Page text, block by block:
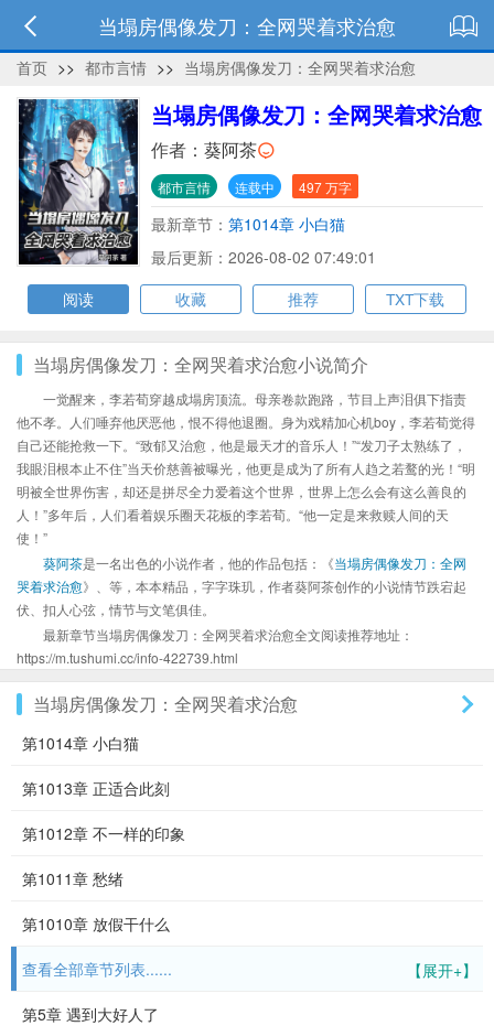
当塌房偶像发刀：全网哭着求治愈
首页 >> 都市言情 >> 当塌房偶像发刀：全网哭着求治愈
当塌房偶像发刀：全网哭着求治愈
作者： 葵阿茶
都市言情 连载中 497 万字
最新章节： 第1014章 小白猫
最后更新：2026-08-02 07:49:01
阅读
收藏 推荐 TXT下载
当塌房偶像发刀：全网哭着求治愈小说简介
一觉醒来，李若荀穿越成塌房顶流。母亲卷款跑路，节目上声泪俱下指责
他不孝。人们唾弃他厌恶他，恨不得他退圈。身为戏精加心机boy，李若荀觉得
自己还能抢救一下。“致郁又治愈，他是最天才的音乐人！”“发刀子太熟练了，
我眼泪根本止不住”当天价慈善被曝光，他更是成为了所有人趋之若鹜的光！“明
明被全世界伤害，却还是拼尽全力爱着这个世界，世界上怎么会有这么善良的
人！”多年后，人们看着娱乐圈天花板的李若荀。“他一定是来救赎人间的天
使！”
葵阿茶是一名出色的小说作者，他的作品包括：《当塌房偶像发刀：全网
哭着求治愈》、等，本本精品，字字珠玑，作者葵阿茶创作的小说情节跌宕起
伏、扣人心弦，情节与文笔俱佳。
最新章节当塌房偶像发刀：全网哭着求治愈全文阅读推荐地址：
https://m.tushumi.cc/info-422739.html
当塌房偶像发刀：全网哭着求治愈
第1014章 小白猫
第1013章 正适合此刻
第1012章 不一样的印象
第1011章 愁绪
第1010章 放假干什么
【展开+】
查看全部章节列表......
第5章 遇到大好人了